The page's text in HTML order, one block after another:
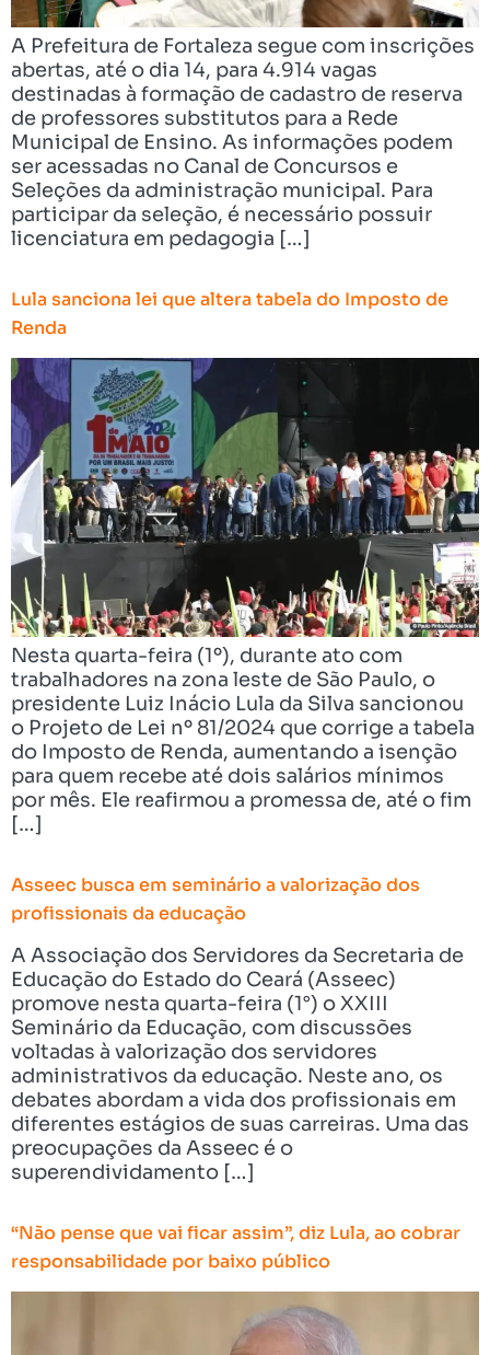
A Prefeitura de Fortaleza segue com inscrições
abertas, até o dia 14, para 4.914 vagas
destinadas à formação de cadastro de reserva
de professores substitutos para a Rede
Municipal de Ensino. As informações podem
ser acessadas no Canal de Concursos e
Seleções da administração municipal. Para
participar da seleção, é necessário possuir
licenciatura em pedagogia […]
Lula sanciona lei que altera tabela do Imposto de
Renda
Nesta quarta-feira (1º), durante ato com
trabalhadores na zona leste de São Paulo, o
presidente Luiz Inácio Lula da Silva sancionou
o Projeto de Lei nº 81/2024 que corrige a tabela
do Imposto de Renda, aumentando a isenção
para quem recebe até dois salários mínimos
por mês. Ele reafirmou a promessa de, até o fim
[…]
Asseec busca em seminário a valorização dos
profissionais da educação
A Associação dos Servidores da Secretaria de
Educação do Estado do Ceará (Asseec)
promove nesta quarta-feira (1°) o XXIII
Seminário da Educação, com discussões
voltadas à valorização dos servidores
administrativos da educação. Neste ano, os
debates abordam a vida dos profissionais em
diferentes estágios de suas carreiras. Uma das
preocupações da Asseec é o
superendividamento […]
“Não pense que vai ficar assim”, diz Lula, ao cobrar
responsabilidade por baixo público